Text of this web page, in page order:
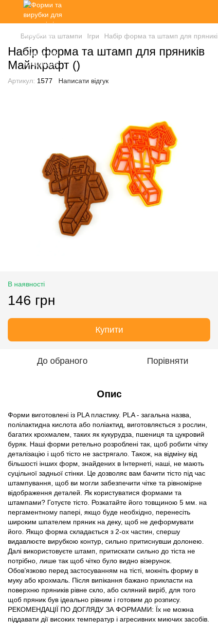
Вирубки та штампи Ігри Набір форма та штамп для
Набір форма та штамп для пряників
Майнкрафт ()
Артикул: 1577 Написати відгук
В наявності
146 грн
Купити
До обраного Порівняти
Опис
Форми виготовлені із PLA пластику. PLA - загальна назва,
полілактидна кислота або поліактид, виготовляється з рослин,
багатих крохмалем, таких як кукурудза, пшениця та цукровий
буряк. Наші форми ретельно розроблені так, щоб робити чітку
деталізацію і щоб тісто не застрягало. Також, на відміну від
більшості інших форм, знайдених в Інтернеті, наші, не мають
суцільної задньої стінки. Це дозволяє вам бачити тісто під час
штампування, щоб ви могли забезпечити чітке та рівномірне
відображення деталей. Як користуватися формами та
штампами? Готуєте тісто. Розкатайте його товщиною 5 мм. на
пергаментному папері, якщо буде необхідно, перенесіть
широким шпателем пряник на деку, щоб не деформувати
його. Якщо форма складається з 2-ох частин, спершу
видавлюєте вирубкою контур, сильно притиснувши долонею.
Далі використовуєте штамп, притискати сильно до тіста не
потрібно, лише так щоб чітко було видно візерунок.
Обов’язково перед застосуванням на тісті, мокніть форму в
муку або крохмаль. Після випікання бажано прикласти на
поверхню пряників рівне скло, або скляний виріб, для того
щоб пряник був ідеально рівним і готовим до розпису.
РЕКОМЕНДАЦІЇ ПО ДОГЛЯДУ ЗА ФОРМАМИ: Їх не можна
піддавати дії високих температур і агресивних миючих засобів.